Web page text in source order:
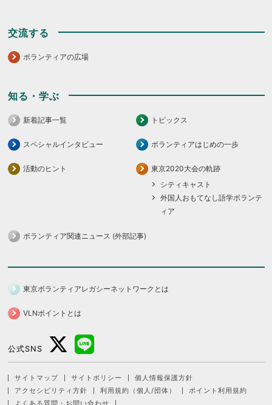
交流する
ボランティアの広場
知る・学ぶ
新着記事一覧 トピックス
スペシャルインタビュー ボランティアはじめの一歩
活動のヒント
東京2020大会の軌跡
シティキャスト
外国人おもてなし語学ボランテ
ィア
ボランティア関連ニュース (外部記事)
東京ボランティアレガシーネットワークとは
VLNポイントとは
公式SNS
サイトマップ サイトポリシー
個人情報保護方針
アクセシビリティ方針
利用規約（個人/団体）
ポイント利用規約
よくある質問・お問い合わせ